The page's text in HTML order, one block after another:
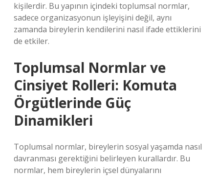
kişilerdir. Bu yapının içindeki toplumsal normlar,
sadece organizasyonun işleyişini değil, aynı
zamanda bireylerin kendilerini nasıl ifade ettiklerini
de etkiler.
Toplumsal Normlar ve
Cinsiyet Rolleri: Komuta
Örgütlerinde Güç
Dinamikleri
Toplumsal normlar, bireylerin sosyal yaşamda nasıl
davranması gerektiğini belirleyen kurallardır. Bu
normlar, hem bireylerin içsel dünyalarını